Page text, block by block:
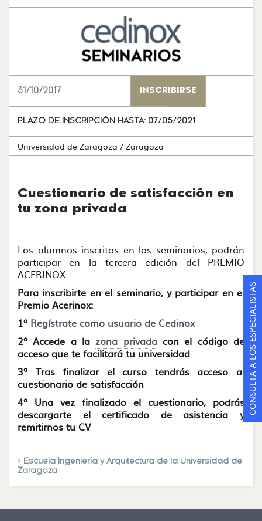
31/10/2017 INSCRIBIRSE
PLAZO DE INSCRIPCIÓN HASTA: 07/05/2021
Universidad de Zaragoza / Zaragoza
Cuestionario de satisfacción en
tu zona privada
Los alumnos inscritos en los seminarios, podrán
participar en la tercera edición del PREMIO
ACERINOX
Para inscribirte en el seminario, y participar en el
Premio Acerinox:
1º Regístrate como usuario de Cedinox
2º Accede a lazona privadacon el código de
acceso que te facilitará tu universidad
3º Tras finalizar el curso tendrás acceso al
cuestionario de satisfacción
4º Una vez finalizado el cuestionario, podrás
descargarte el certificado de asistencia y
remitirnos tu CV
Escuela Ingeniería y Arquitectura de la Universidad de
Zaragoza
CONSULTA A LOS ESPECIALISTAS